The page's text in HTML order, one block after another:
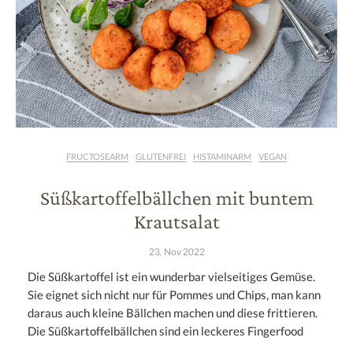
FRUCTOSEARM GLUTENFREI HISTAMINARM VEGAN
Süßkartoffelbällchen mit buntem
Krautsalat
23. Nov 2022
Die Süßkartoffel ist ein wunderbar vielseitiges Gemüse.
Sie eignet sich nicht nur für Pommes und Chips, man kann
daraus auch kleine Bällchen machen und diese frittieren.
Die Süßkartoffelbällchen sind ein leckeres Fingerfood